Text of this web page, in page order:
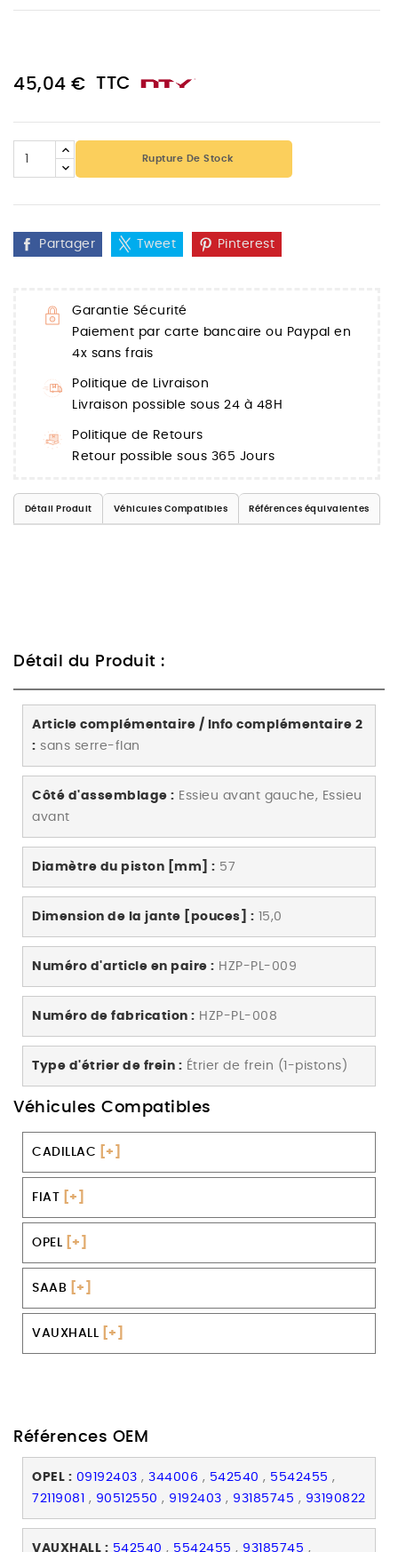
45,04 € TTC
Rupture De Stock
Partager Tweet Pinterest
Garantie Sécurité
Paiement par carte bancaire ou Paypal en
4x sans frais
Politique de Livraison
Livraison possible sous 24 à 48H
Politique de Retours
Retour possible sous 365 Jours
Détail Produit Véhicules Compatibles Références équivalentes
Détail du Produit :
Article complémentaire / Info complémentaire 2
: sans serre-flan
Côté d'assemblage : Essieu avant gauche, Essieu
avant
Diamètre du piston [mm] : 57
Dimension de la jante [pouces] : 15,0
Numéro d'article en paire : HZP-PL-009
Numéro de fabrication : HZP-PL-008
Type d'étrier de frein : Étrier de frein (1-pistons)
Véhicules Compatibles
CADILLAC [+]
FIAT [+]
OPEL [+]
SAAB [+]
VAUXHALL [+]
Références OEM
OPEL : 09192403 , 344006 , 542540 , 5542455 ,
72119081
, 90512550 , 9192403 , 93185745 , 93190822
VAUXHALL : 542540 , 5542455 , 93185745 ,